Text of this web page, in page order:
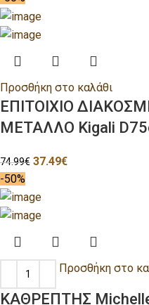
Προσθήκη στο καλάθι
ΕΠΙΤΟΙΧΙΟ
ΜΕΤΑΛΛΟ Kigali
74.99€ 37.49€
-50%
Προσθήκη στο
ΚΑΘΡΕΠΤΗΣ